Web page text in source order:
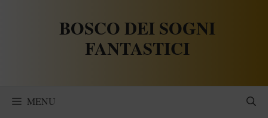
BOSCO DEI SOGNI
FANTASTICI
MENU